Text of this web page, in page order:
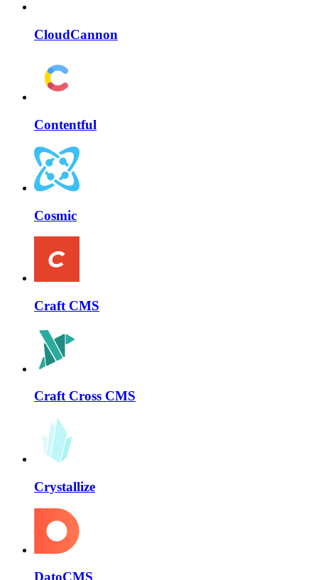
CloudCannon
Contentful
Cosmic
Craft CMS
Craft Cross CMS
Crystallize
DatoCMS